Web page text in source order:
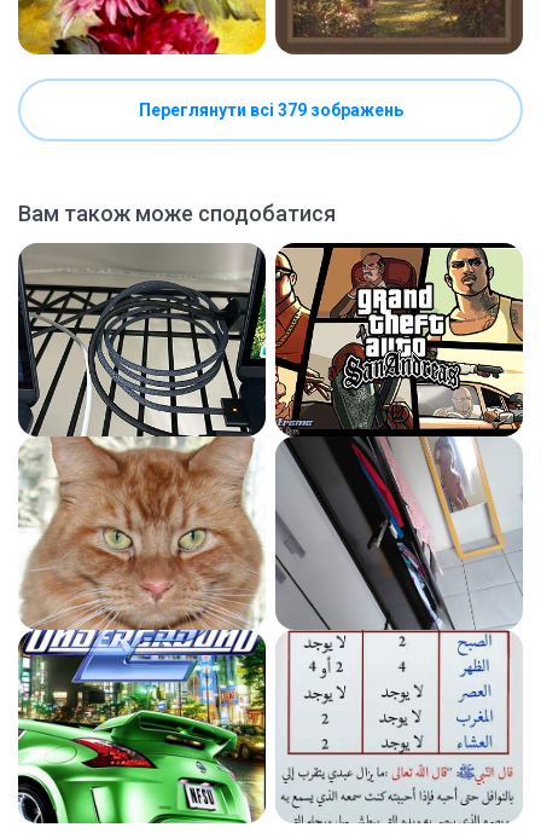
Переглянути всі 379 зображень
Вам також може сподобатися